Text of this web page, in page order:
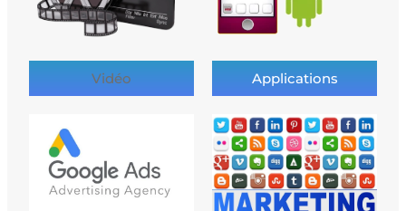
Vidéo Applications